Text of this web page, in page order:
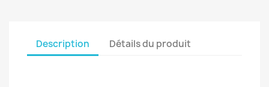
Description Détails du produit